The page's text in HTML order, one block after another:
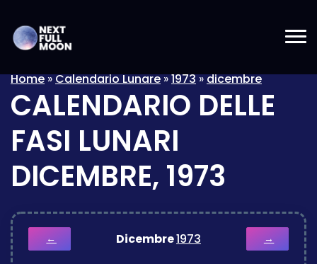
Home»Calendario Lunare»1973»dicembre
CALENDARIO DELLE
FASI LUNARI
DICEMBRE, 1973
← Dicembre1973 →